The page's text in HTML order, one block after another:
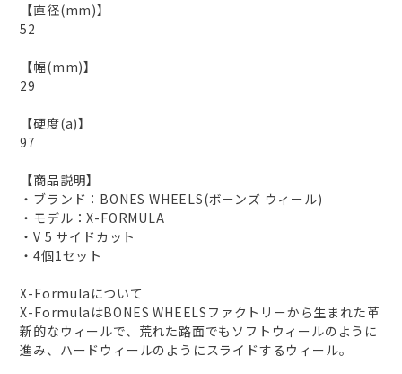
【直径(mm)】
52
【幅(mm)】
29
【硬度(a)】
97
【商品説明】
・ブランド：BONES WHEELS(ボーンズ ウィール)
・モデル：X-FORMULA
・V 5 サイドカット
・4個1セット
X-Formulaについて
X-FormulaはBONES WHEELSファクトリーから生まれた革
新的なウィールで、荒れた路面でもソフトウィールのように
進み、ハードウィールのようにスライドするウィール。